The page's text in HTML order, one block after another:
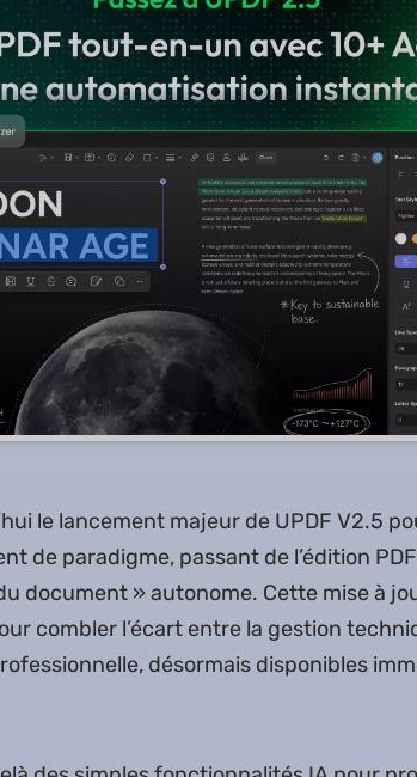
le lancement majeur de UPDF V2.5
de paradigme, passant de l’édition
document » autonome. Cette mise à
combler l’écart entre la gestion
désormais disponibles